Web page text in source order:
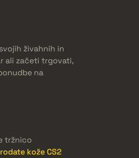
živahnih in
ali začeti trgovati,
na
tržnico
kože CS2